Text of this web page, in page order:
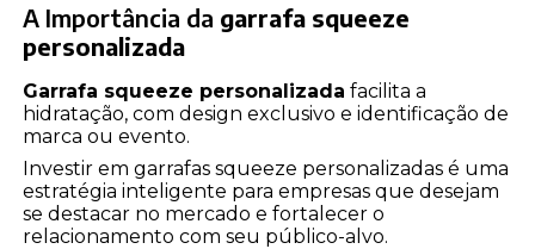
A Importância da garrafa squeeze
personalizada
Garrafa squeeze personalizada facilita a
hidratação, com design exclusivo e identificação de
marca ou evento.
Investir em garrafas squeeze personalizadas é uma
estratégia inteligente para empresas que desejam
se destacar no mercado e fortalecer o
relacionamento com seu público-alvo.